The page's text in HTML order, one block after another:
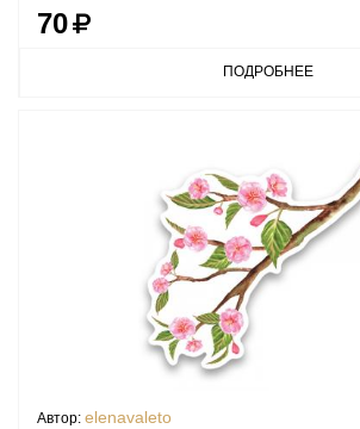
70
ПОДРОБНЕЕ
Автор: elenavaleto